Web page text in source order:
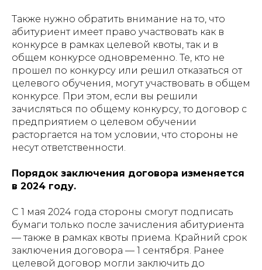
Также нужно обратить внимание на то, что
абитуриент имеет право участвовать как в
конкурсе в рамках целевой квоты, так и в
общем конкурсе одновременно. Те, кто не
прошел по конкурсу или решил отказаться от
целевого обучения, могут участвовать в общем
конкурсе. При этом, если вы решили
зачисляться по общему конкурсу, то договор с
предприятием о целевом обучении
расторгается на том условии, что стороны не
несут ответственности.
Порядок заключения договора изменяется
в 2024 году.
С 1 мая 2024 года стороны смогут подписать
бумаги только после зачисления абитуриента
— также в рамках квоты приема. Крайний срок
заключения договора — 1 сентября. Ранее
целевой договор могли заключить до